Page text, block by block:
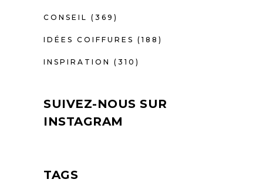
CONSEIL (369)
IDÉES COIFFURES (188)
INSPIRATION (310)
SUIVEZ-NOUS SUR
INSTAGRAM
TAGS